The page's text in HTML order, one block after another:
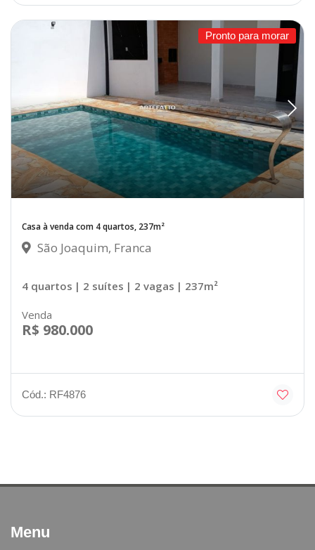
Pronto para morar
Casa à venda com 4 quartos, 237m²
São Joaquim, Franca
4 quartos | 2 suítes | 2 vagas | 237m²
Venda
R$ 980.000
Cód.: RF4876
Menu